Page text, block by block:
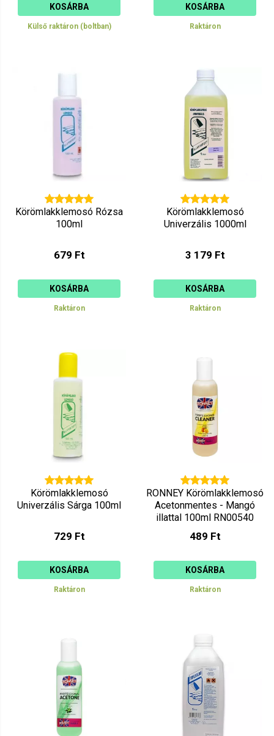
KOSÁRBA
Külső raktáron (boltban)
KOSÁRBA
Raktáron
Körömlakklemosó Rózsa
100ml
679 Ft
KOSÁRBA
Raktáron
Körömlakklemosó
Univerzális 1000ml
3 179 Ft
KOSÁRBA
Raktáron
Körömlakklemosó
Univerzális Sárga 100ml
729 Ft
KOSÁRBA
Raktáron
RONNEY Körömlakklemosó
Acetonmentes - Mangó
illattal 100ml RN00540
489 Ft
KOSÁRBA
Raktáron